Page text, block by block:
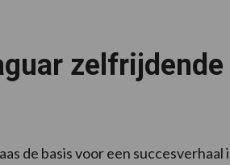
de basis voor een